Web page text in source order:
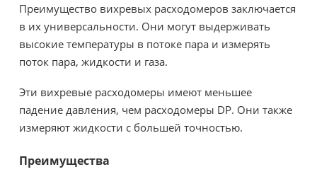
Преимущество вихревых расходомеров заключается
в их универсальности. Они могут выдерживать
высокие температуры в потоке пара и измерять
поток пара, жидкости и газа.
Эти вихревые расходомеры имеют меньшее
падение давления, чем расходомеры DP. Они также
измеряют жидкости с большей точностью.
Преимущества